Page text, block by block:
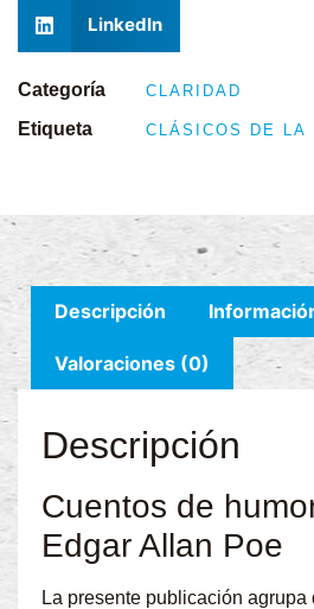
LinkedIn
Categoría CLARIDAD
Etiqueta CLÁSICOS DE LA
Descripción
Valoraciones (0)
Descripción
Cuentos de
Edgar Allan Poe
La presente publicación